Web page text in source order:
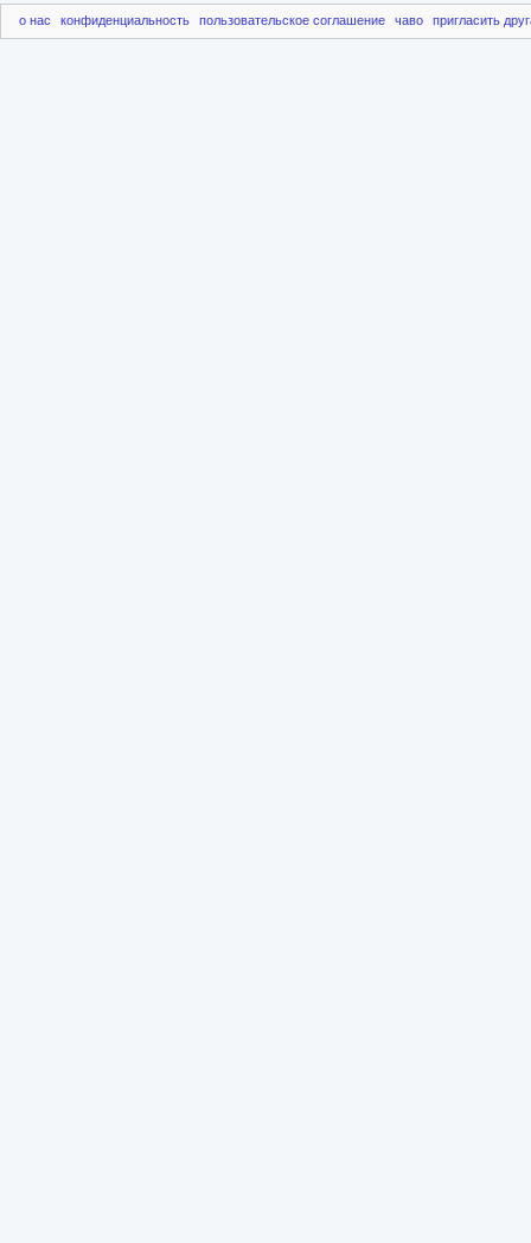
о нас конфиденциальность пользовательское соглашение чаво пригласить